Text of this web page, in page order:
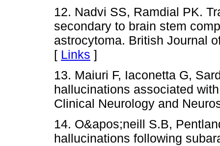
12. Nadvi SS, Ramdial PK.
secondary to brain stem
astrocytoma. British Journal
[ Links ]
13. Maiuri F, Iaconetta G,
hallucinations associated
Clinical Neurology and
14. O&apos;neill S.B,
hallucinations following